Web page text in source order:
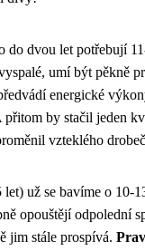
do dvou let potřebují
umí být pěkně
energické
by stačil jeden
vzteklého
už se bavíme o 10-
opouštějí odpolední
jim stále prospívá.